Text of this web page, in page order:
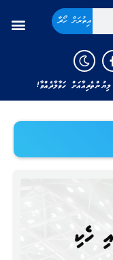
އިތުރަށް ހޯދާ
ހަވާލާދެއްވާ!